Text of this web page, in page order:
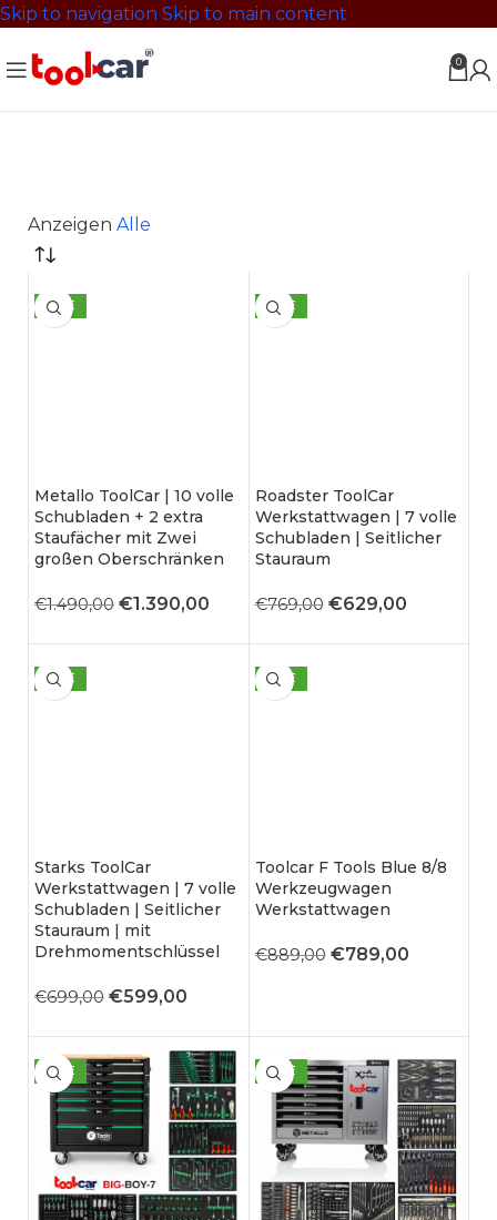
Skip to navigation Skip to main content
0
Anzeigen Alle
SALE
Metallo ToolCar | 10 volle
Schubladen + 2 extra
Staufächer mit Zwei
großen Oberschränken
€1.490,00 €1.390,00
SALE
Roadster ToolCar
Werkstattwagen | 7 volle
Schubladen | Seitlicher
Stauraum
€769,00 €629,00
SALE
Starks ToolCar
Werkstattwagen | 7 volle
Schubladen | Seitlicher
Stauraum | mit
Drehmomentschlüssel
€699,00 €599,00
SALE
Toolcar F Tools Blue 8/8
Werkzeugwagen
Werkstattwagen
€889,00 €789,00
SALE SALE